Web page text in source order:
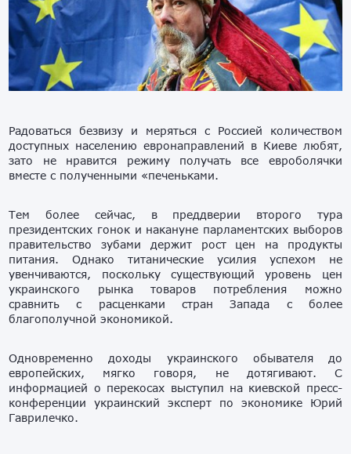
Радоваться безвизу и меряться с Россией количеством
доступных населению евронаправлений в Киеве любят,
зато не нравится режиму получать все евроболячки
вместе с полученными «печеньками.
Тем более сейчас, в преддверии второго тура
президентских гонок и накануне парламентских выборов
правительство зубами держит рост цен на продукты
питания. Однако титанические усилия успехом не
увенчиваются, поскольку существующий уровень цен
украинского рынка товаров потребления можно
сравнить с расценками стран Запада с более
благополучной экономикой.
Одновременно доходы украинского обывателя до
европейских, мягко говоря, не дотягивают. С
информацией о перекосах выступил на киевской пресс-
конференции украинский эксперт по экономике Юрий
Гаврилечко.